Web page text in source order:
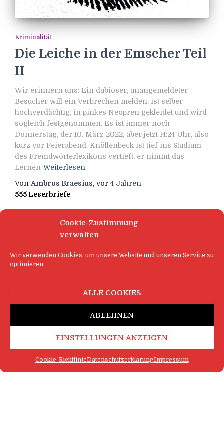
Cookie-Zustimmung
verwalten
Wir verwenden Cookies, um unsere Website und unseren Service zu
optimieren.
ALLE COOKIES
ABLEHNEN
EINSTELLUNGEN ANZEIGEN
Cookie-RichtlinieDatenschutzerklärungImpressum
Kriminalität
Die Leiche in der Emscher Teil
II
Wir erinnern uns: Ein dubioser, unangemeldeter
Besucher will ein Verbrechen melden, ist selber
hochverdächtig, in pinkes Neopren gekleidet und wird
sogleich festgenommen. Es ist immer noch
Donnerstag, der 10. März 2022, aber jetzt 14:24 Uhr, also
kurz vor Feierabend. Knöllenbeck ist tief ins Studium
des Fremdwörterlexikons vertieft, er nimmt das
Lernen Weiterlesen
VonAmbros Braesius, vor4 Jahren
555 Leserbriefe